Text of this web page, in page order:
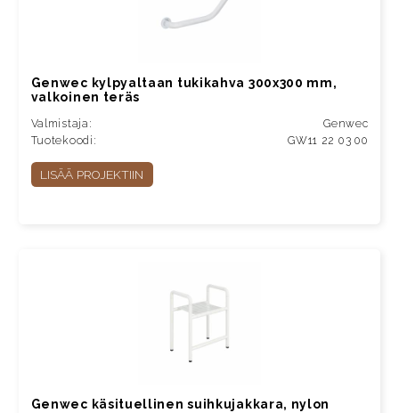
Genwec kylpyaltaan tukikahva 300x300 mm,
valkoinen teräs
Valmistaja:
Genwec
Tuotekoodi:
GW11 22 03 00
LISÄÄ PROJEKTIIN
Genwec käsituellinen suihkujakkara, nylon